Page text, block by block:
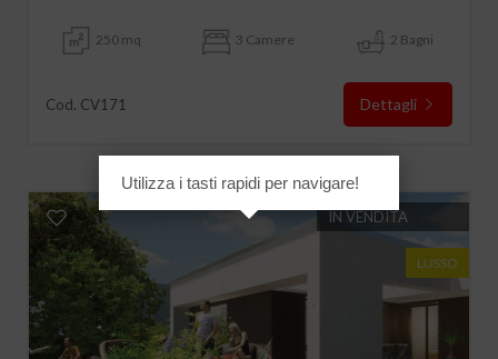
250 mq 3 Camere 2 Bagni
Cod. CV171 Dettagli
IN VENDITA
LUSSO
Utilizza i tasti rapidi per navigare!